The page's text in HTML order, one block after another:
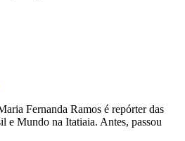
Fernanda Ramos é repórter das
e Mundo na Itatiaia. Antes, passou